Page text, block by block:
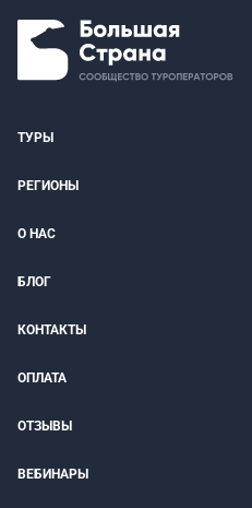
ТУРЫ
РЕГИОНЫ
О НАС
БЛОГ
КОНТАКТЫ
ОПЛАТА
ОТЗЫВЫ
ВЕБИНАРЫ